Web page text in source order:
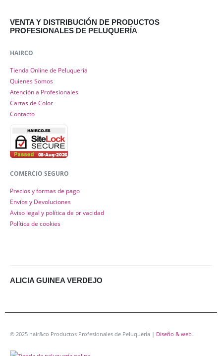
VENTA Y DISTRIBUCIÓN DE PRODUCTOS
PROFESIONALES DE PELUQUERÍA
HAIRCO
Tienda Online de Peluquería
Quienes Somos
Atención a Profesionales
Cartas de Color
Contacto
COMERCIO SEGURO
Precios y formas de pago
Envíos y Devoluciones
Aviso legal y política de privacidad
Política de cookies
ALICIA GUINEA VERDEJO
© 2025 hair&co Productos Profesionales de Peluquería | Diseño & web